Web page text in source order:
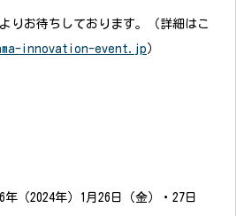
りお待ちしております。（詳細はこ
innovation-event.jp ）
（2024年）1月26日（金）・27日